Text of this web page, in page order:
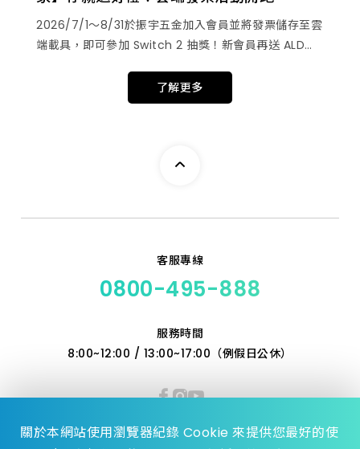
2026/7/1～8/31於振宇五金加入會員並將發票儲存至雲
端載具，即可參加 Switch 2 抽獎！新會員再送 ALD迷
了解更多
客服專線
0800-495-888
服務時間
8:00~12:00 / 13:00~17:00（例假日公休）
關於本網站使用瀏覽器紀錄 Cookie 來提供您最好的使